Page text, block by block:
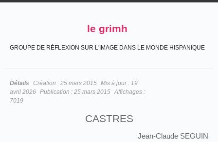
le grimh
GROUPE DE RÉFLEXION SUR L'IMAGE DANS LE MONDE HISPANIQUE
Détails Création : 25 mars 2015 Mis à jour : 19
avril 2026 Publication : 25 mars 2015 Affichages :
7019
CASTRES
Jean-Claude SEGUIN